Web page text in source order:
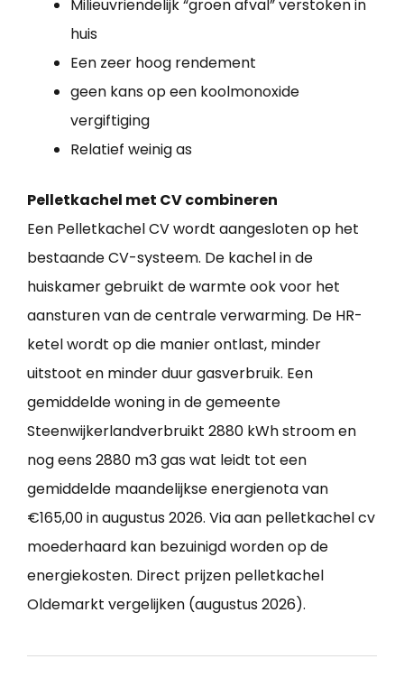
Milieuvriendelijk “groen afval” verstoken in
huis
Een zeer hoog rendement
geen kans op een koolmonoxide
vergiftiging
Relatief weinig as
Pelletkachel met CV combineren
Een Pelletkachel CV wordt aangesloten op het
bestaande CV-systeem. De kachel in de
huiskamer gebruikt de warmte ook voor het
aansturen van de centrale verwarming. De HR-
ketel wordt op die manier ontlast, minder
uitstoot en minder duur gasverbruik. Een
gemiddelde woning in de gemeente
Steenwijkerlandverbruikt 2880 kWh stroom en
nog eens 2880 m3 gas wat leidt tot een
gemiddelde maandelijkse energienota van
€165,00 in augustus 2026. Via aan pelletkachel cv
moederhaard kan bezuinigd worden op de
energiekosten. Direct prijzen pelletkachel
Oldemarkt vergelijken (augustus 2026).